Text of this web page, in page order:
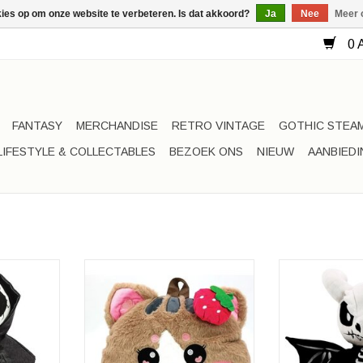
0
FANTASY MERCHANDISE RETRO VINTAGE GOTHIC
& COLLECTABLES
BEZOEK ONS NIEUW
Doctor
42cm x
Merk: Sleepyville Critters
Afmetingen: (lxbxd) ca. 32cm x
28cm x 5cm
TOEVOEGEN AAN WINKELWAGEN
Skelet Draak
Merk:
Afmetingen:
TOEVOEGEN
op om onze website te verbeteren. Is dat akkoord? Ja Nee Meer